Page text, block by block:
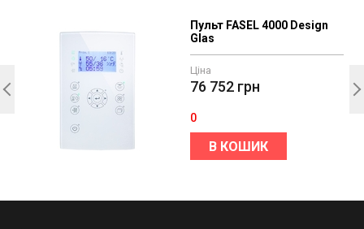
Пульт FASEL 4000 Design
Glas
Ціна
76 752 грн
0
В КОШИК